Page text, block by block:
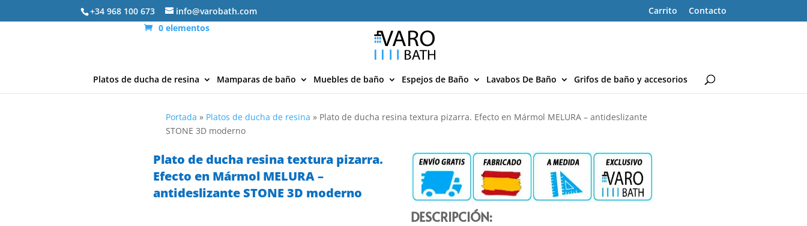
+34 968 100 673 info@varobath.com Carrito
Contacto
0 elementos
Platos de ducha de resina Mamparas de baño Muebles de baño Espejos de Baño Lavabos De Baño Grifos de baño y accesorios
Portada » Platos de ducha de resina » Plato de ducha resina textura pizarra. Efecto en Mármol MELURA – antideslizante
STONE 3D moderno
Plato de ducha resina textura pizarra.
Efecto en Mármol MELURA –
antideslizante STONE 3D moderno
DESCRIPCIÓN: